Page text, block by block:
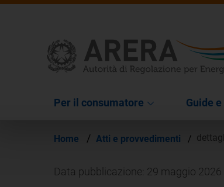
Per il consumatore Guide
Home / Atti e provvedimenti /
Data pubblicazione: 29 maggio 2026